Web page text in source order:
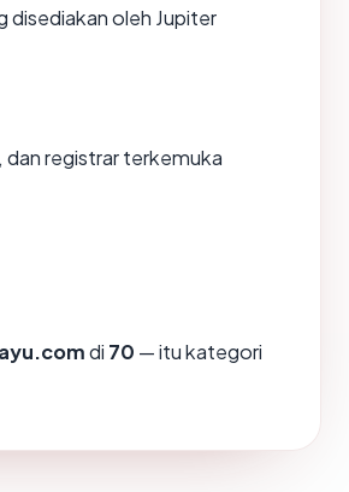
disediakan oleh Jupiter
dan registrar terkemuka
di 70 — itu kategori